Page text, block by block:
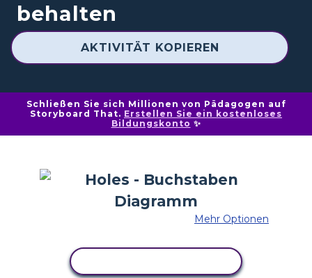
behalten
AKTIVITÄT KOPIEREN
Schließen Sie sich Millionen von Pädagogen auf
Storyboard That. Erstellen Sie ein kostenloses
Bildungskonto ✨
Mehr Optionen